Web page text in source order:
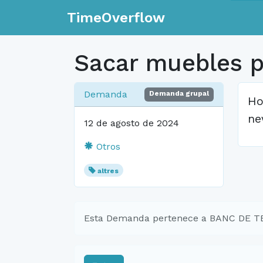
TimeOverflow
Sacar muebles
Demanda Demanda grupal
12 de agosto de 2024
Otros
altres
Esta Demanda pertenece a BANC DE